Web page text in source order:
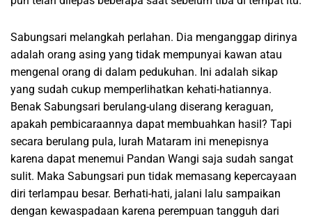
Sabungsari melangkah perlahan. Dia menganggap dirinya
adalah orang asing yang tidak mempunyai kawan atau
mengenal orang di dalam pedukuhan. Ini adalah sikap
yang sudah cukup memperlihatkan kehati-hatiannya.
Benak Sabungsari berulang-ulang diserang keraguan,
apakah pembicaraannya dapat membuahkan hasil? Tapi
secara berulang pula, lurah Mataram ini menepisnya
karena dapat menemui Pandan Wangi saja sudah sangat
sulit. Maka Sabungsari pun tidak memasang kepercayaan
diri terlampau besar. Berhati-hati, jalani lalu sampaikan
dengan kewaspadaan karena perempuan tangguh dari